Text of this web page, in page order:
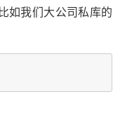
如我们大公司私库的